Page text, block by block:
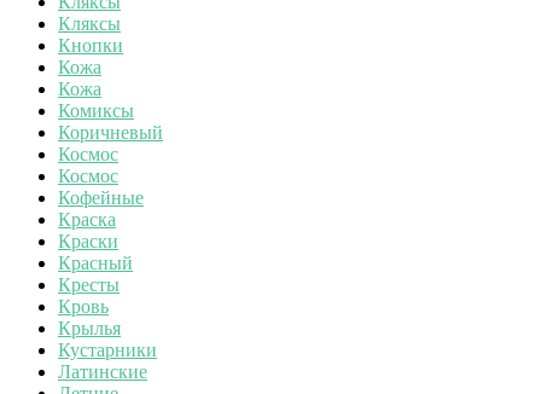
Кляксы
Кнопки
Кожа
Кожа
Комиксы
Коричневый
Космос
Космос
Кофейные
Краска
Краски
Красный
Кресты
Кровь
Крылья
Кустарники
Латинские